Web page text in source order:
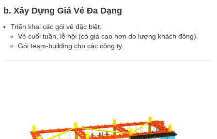
b. Xây Dựng Giá Vé Đa Dạng
Triển khai các gói vé đặc biệt:
Vé cuối tuần, lễ hội (có giá cao hơn do lượng khách đông).
Gói team-building cho các công ty.